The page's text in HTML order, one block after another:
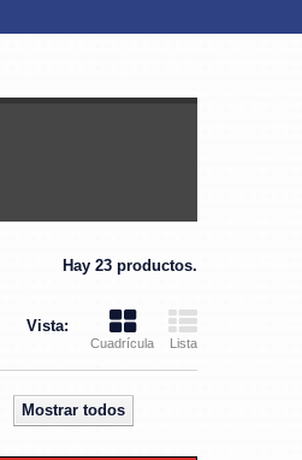
Hay 23 productos.
Vista:
Cuadrícula Lista
Mostrar todos